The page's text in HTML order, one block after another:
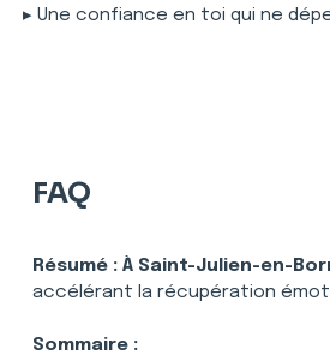
▸ Une confiance en toi qui ne
FAQ
Résumé : À Saint-Julien-en-
accélérant la récupération
Sommaire :